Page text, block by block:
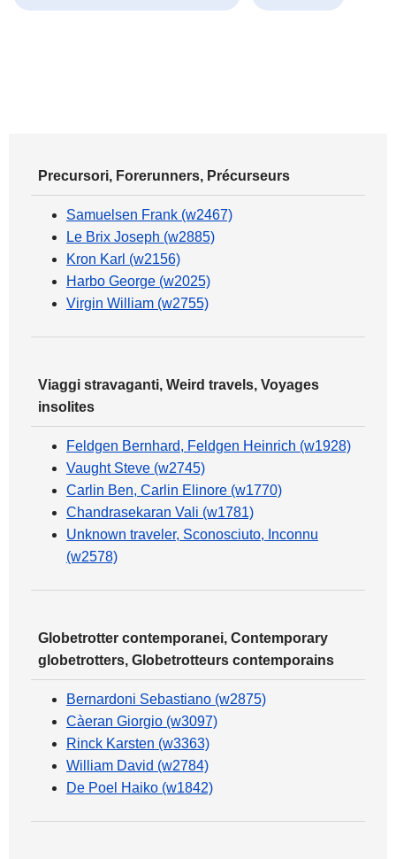
Precursori, Forerunners, Précurseurs
Samuelsen Frank (w2467)
Le Brix Joseph (w2885)
Kron Karl (w2156)
Harbo George (w2025)
Virgin William (w2755)
Viaggi stravaganti, Weird travels, Voyages
insolites
Feldgen Bernhard, Feldgen Heinrich (w1928)
Vaught Steve (w2745)
Carlin Ben, Carlin Elinore (w1770)
Chandrasekaran Vali (w1781)
Unknown traveler, Sconosciuto, Inconnu
(w2578)
Globetrotter contemporanei, Contemporary
globetrotters, Globetrotteurs contemporains
Bernardoni Sebastiano (w2875)
Càeran Giorgio (w3097)
Rinck Karsten (w3363)
William David (w2784)
De Poel Haiko (w1842)